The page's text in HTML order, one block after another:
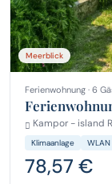
Meerblick
Ferienwohnung · 6
Kampor - island
Klimaanlage WLAN
78,57 €